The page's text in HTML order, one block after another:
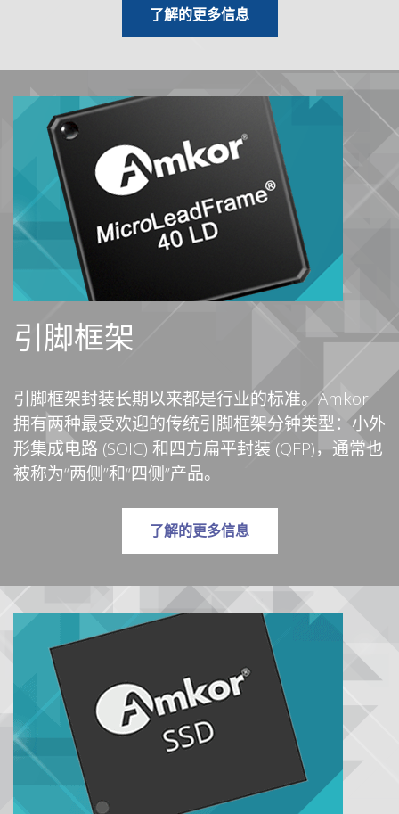
了解有关层压板
的更多信息
引脚框架
引脚框架封装长期以来都是行业的标准。Amkor
拥有两种最受欢迎的传统引脚框架分钟类型：小外
形集成电路 (SOIC) 和四方扁平封装 (QFP)，通常也
被称为“两侧”和“四侧”产品。
了解有关引线框架
的更多信息